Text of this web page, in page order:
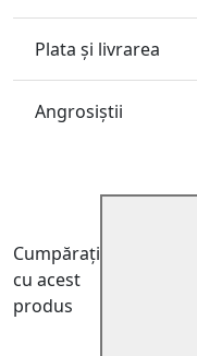
Plata și livrarea
Angrosiştii
Cumpărați
cu acest
produs